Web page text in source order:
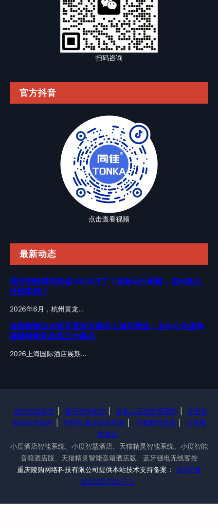
扫码咨询
官方抖音
点击查看视频
最新动态
酒店的数据突然值3000万了？老板自己都懵：这玩意儿
还能卖钱？
2026年6月，杭州黄龙…
涂鸦智能以AI蓝牙直连方案切入酒店赛道：去中心化架构
破解智能化改造三大痛点
2026上海国际酒店展期…
涂鸦智能客控 酒店智能客控 蓝客云酒店管理系统
金天鹅
酒店管理软件
别样红酒店管理系统 小度智慧酒店
天猫智
慧酒店
小度酒店智能系统、小度智慧酒店、天猫精灵智能系统、小度智能
音箱酒店版、天猫精灵智能音箱酒店版、蓝牙强电无线客控
重庆陵购网络科技有限公司提供本站技术支持备案：
渝ICP备
2021007165号-1